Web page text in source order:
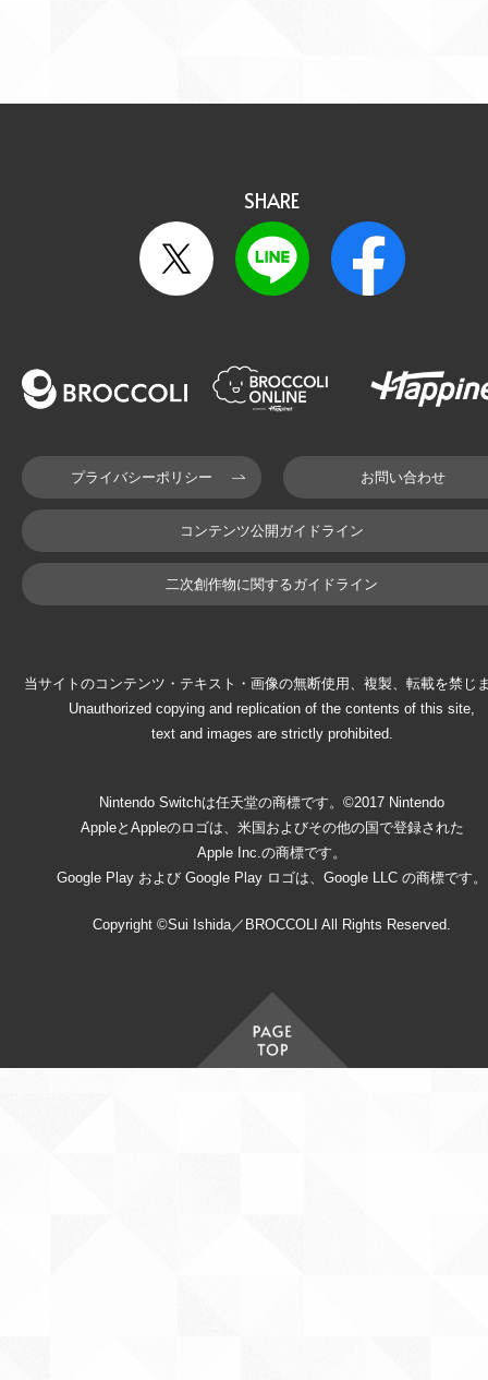
SHARE
プライバシーポリシー お問い合わせ
コンテンツ公開ガイドライン
二次創作物に関するガイドライン
当サイトのコンテンツ・テキスト・画像の無断使用、複製、転載を禁じ
Unauthorized copying and replication of the contents of this site,
text and images are strictly prohibited.
Nintendo Switchは任天堂の商標です。©2017 Nintendo
AppleとAppleのロゴは、米国およびその他の国で登録された
Apple Inc.の商標です。
Google Play および Google Play ロゴは、Google LLC の商標です。
Copyright ©Sui Ishida／BROCCOLI All Rights Reserved.